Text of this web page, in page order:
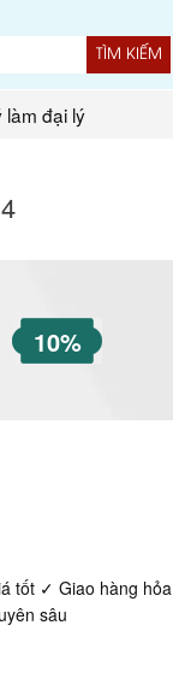
TÌM KIẾM
đại lý
10%
tốt ✓ Giao hàng hỏa
sâu